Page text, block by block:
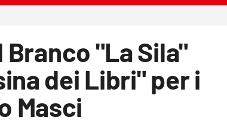
"La Sila"
dei Libri" per i
Masci